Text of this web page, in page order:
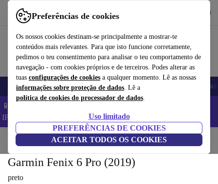
Preferências de cookies
Os nossos cookies destinam-se principalmente a mostrar-te
conteúdos mais relevantes. Para que isto funcione corretamente,
pedimos o teu consentimento para analisar o teu comportamento de
navegação - com cookies próprios e de terceiros. Podes alterar as
tuas configurações de cookies a qualquer momento. Lê as nossas
informações sobre proteção de dados. Lê a
política de cookies do processador de dados.
Uso limitado
PREFERÊNCIAS DE COOKIES
ACEITAR TODOS OS COOKIES
Use o refurbed de forma rápida e fácil
Telemóveis Computadores Portáteis Tablets
📱 Poupa 5% EXTRA em todos os iPhones – Código:
IPHONEDEAL –
Início Smartwatches
Garmin Fenix 6 Pro (2019)
preto